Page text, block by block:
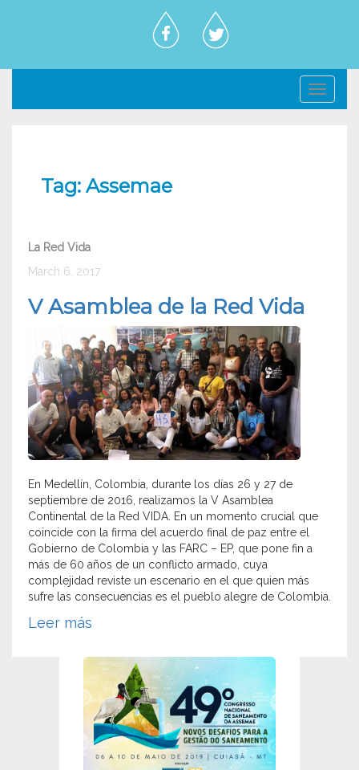
Tag: Assemae
La Red Vida
March 6, 2017
V Asamblea de la Red Vida
En Medellín, Colombia, durante los días 26 y 27 de
septiembre de 2016, realizamos la V Asamblea
Continental de la Red VIDA. En un momento crucial que
coincide con la firma del acuerdo final de paz entre el
Gobierno de Colombia y las FARC – EP, que pone fin a
más de 60 años de un conflicto armado, cuya
complejidad reviste un escenario en el que quien más
sufre las consecuencias es el pueblo alegre de Colombia.
Leer más